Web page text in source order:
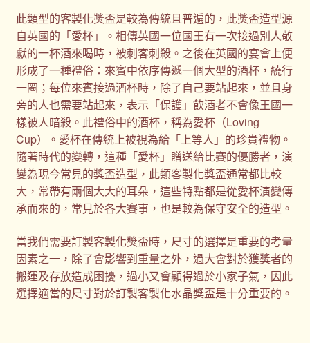
此類型的客製化獎盃是較為傳統且普遍的，此獎盃造型源
自英國的「愛杯」。相傳英國一位國王有一次接過別人敬
獻的一杯酒來喝時，被刺客刺殺。之後在英國的宴會上便
形成了一種禮俗：來賓中依序傳遞一個大型的酒杯，繞行
一圈；每位來賓接過酒杯時，除了自己要站起來，並且身
旁的人也需要站起來，表示「保護」飲酒者不會像王國一
樣被人暗殺。此禮俗中的酒杯，稱為愛杯（Loving
Cup）。愛杯在傳統上被視為給「上等人」的珍貴禮物。
隨著時代的變轉，這種「愛杯」贈送給比賽的優勝者，演
變為現今常見的獎盃造型，此類客製化獎盃通常都比較
大，常帶有兩個大大的耳朵，這些特點都是從愛杯演變傳
承而來的，常見於各大賽事，也是較為保守安全的造型。
當我們需要訂製客製化獎盃時，尺寸的選擇是重要的考量
因素之一，除了會影響到重量之外，過大會對於獲獎者的
搬運及存放造成困擾，過小又會顯得過於小家子氣，因此
選擇適當的尺寸對於訂製客製化水晶獎盃是十分重要的。